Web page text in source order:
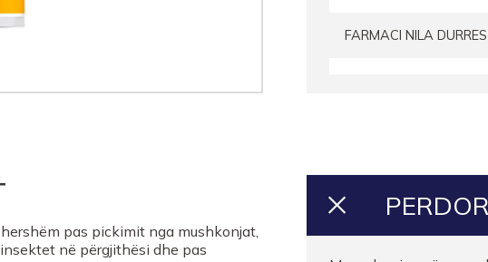
FARMACI NILA DURRES
FARMACI AL PHARMA
FARMACI NILA DURRES
pas pickimit nga mushkonjat,
në përgjithësi dhe pas